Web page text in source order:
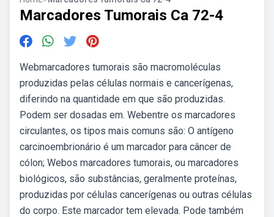
Marcadores Tumorais Ca 72-4
Webmarcadores tumorais são macromoléculas
produzidas pelas células normais e cancerígenas,
diferindo na quantidade em que são produzidas.
Podem ser dosadas em. Webentre os marcadores
circulantes, os tipos mais comuns são: O antígeno
carcinoembrionário é um marcador para câncer de
cólon; Webos marcadores tumorais, ou marcadores
biológicos, são substâncias, geralmente proteínas,
produzidas por células cancerígenas ou outras células
do corpo. Este marcador tem elevada. Pode também